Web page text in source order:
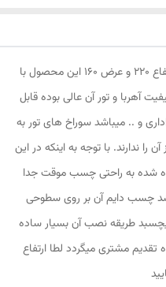
پرده توری مغناطیسی یا پرده آهنربایی ارتفاع 220 و عرض 160 این محصول با
آهربا و تور آن عالی بوده قابل
و .. میباشد سوراخ های تور به
را ندارند. با توجه به اینکه در این
شده به راحتی چسب موقت جدا
چسب دایم آن بر روی سطوحی
طریقه نصب آن بسیار ساده
مشتری میگردد لطا ارتفاع